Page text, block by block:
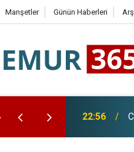
Manşetler Günün Haberleri
22:28